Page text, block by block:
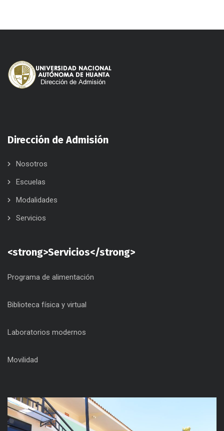
Dirección de Admisión
Nosotros
Escuelas
Modalidades
Servicios
<strong>Servicios</strong>
Programa de alimentación
Biblioteca física y virtual
Laboratorios modernos
Movilidad